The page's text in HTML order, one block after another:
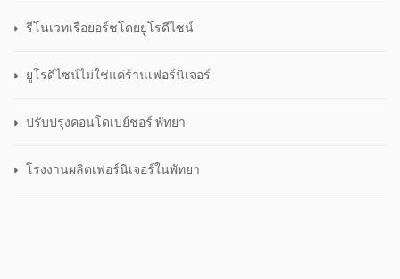
รีโนเวทเรือยอร์ชโดยยูโรดีไซน์
ยูโรดีไซน์ไม่ใช่แค่ร้านเฟอร์นิเจอร์
ปรับปรุงคอนโดเบย์ชอร์ พัทยา
โรงงานผลิตเฟอร์นิเจอร์ในพัทยา